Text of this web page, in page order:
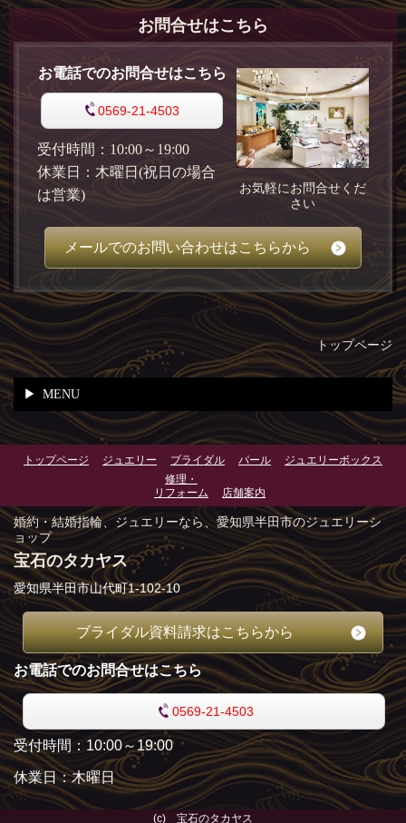
お問合せはこちら
お気軽にお問合せくだ
さい
お電話でのお問合せはこちら
0569-21-4503
受付時間：10:00～19:00
休業日：木曜日(祝日の場合
は営業)
メールでのお問い合わせはこちらから
トップページ
MENU
トップページ ジュエリー ブライダル パール
ジュエリーボックス
修理・
リフォーム
店舗案内
婚約・結婚指輪、ジュエリーなら、愛知県半田市のジュエリーシ
ョップ
宝石のタカヤス
愛知県半田市山代町1-102-10
ブライダル資料請求はこちらから
お電話でのお問合せはこちら
0569-21-4503
受付時間：10:00～19:00
休業日：木曜日
(c) 宝石のタカヤス